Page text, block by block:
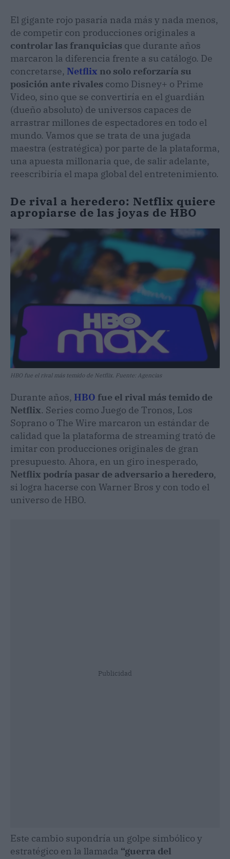
El gigante rojo pasaría nada más y nada menos,
de competir con producciones originales a
controlar las franquicias que durante años
marcaron la diferencia frente a su catálogo. De
concretarse, Netflix no solo reforzaría su
posición ante rivales como Disney+ o Prime
Video, sino que se convertiría en el guardián
(dueño absoluto) de universos capaces de
arrastrar millones de espectadores en todo el
mundo. Vamos que se trata de una jugada
maestra (estratégica) por parte de la plataforma,
una apuesta millonaria que, de salir adelante,
reescribiría el mapa global del entretenimiento.
De rival a heredero: Netflix quiere
apropiarse de las joyas de HBO
HBO fue el rival más temido de Netflix. Fuente: Agencias
Durante años, HBO fue el rival más temido de
Netflix. Series como Juego de Tronos, Los
Soprano o The Wire marcaron un estándar de
calidad que la plataforma de streaming trató de
imitar con producciones originales de gran
presupuesto. Ahora, en un giro inesperado,
Netflix podría pasar de adversario a heredero,
si logra hacerse con Warner Bros y con todo el
universo de HBO.
Publicidad
Este cambio supondría un golpe simbólico y
estratégico en la llamada “guerra del